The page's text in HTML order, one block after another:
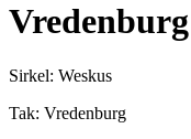
Sirkel: Weskus
Tak: Vredenburg